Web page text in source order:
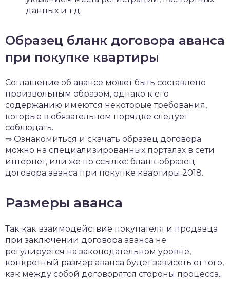
данных и т.д.
Образец бланк договора аванса
при покупке квартиры
Соглашение об авансе может быть составлено
произвольным образом, однако к его
содержанию имеются некоторые требования,
которые в обязательном порядке следует
соблюдать.
⇒ Ознакомиться и скачать образец договора
можно на специализированных порталах в сети
интернет, или же по ссылке: бланк-образец
договора аванса при покупке квартиры 2018.
Размеры аванса
Так как взаимодействие покупателя и продавца
при заключении договора аванса не
регулируется на законодательном уровне,
конкретный размер аванса будет зависеть от того,
как между собой договорятся стороны процесса.